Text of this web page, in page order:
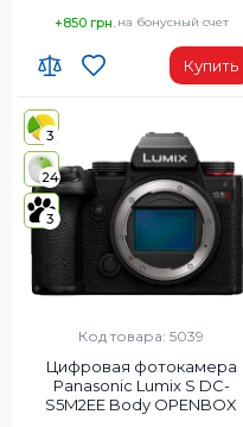
+850 грн. на бонусный счет
Купить
3
24
3
Код товара: 5039
Цифровая фотокамера
Panasonic Lumix S DC-
S5M2EE Body OPENBOX